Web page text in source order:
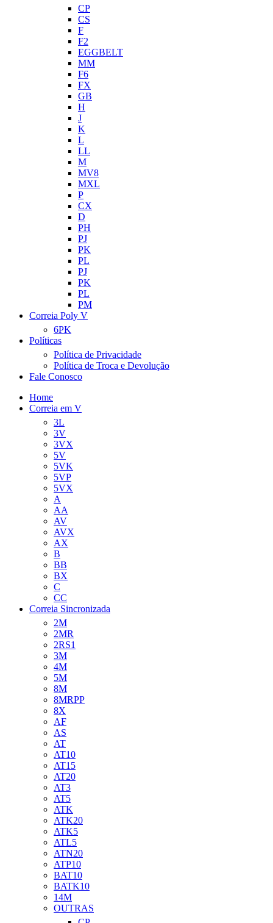
CP
CS
F
F2
EGGBELT
MM
F6
FX
GB
H
J
K
L
LL
M
MV8
MXL
P
CX
D
PH
PJ
PK
PL
PJ
PK
PL
PM
Correia Poly V
6PK
Políticas
Política de Privacidade
Política de Troca e Devolução
Fale Conosco
Home
Correia em V
3L
3V
3VX
5V
5VK
5VP
5VX
A
AA
AV
AVX
AX
B
BB
BX
C
CC
Correia Sincronizada
2M
2MR
2RS1
3M
4M
5M
8M
8MRPP
8X
AF
AS
AT
AT10
AT15
AT20
AT3
AT5
ATK
ATK20
ATK5
ATL5
ATN20
ATP10
BAT10
BATK10
14M
OUTRAS